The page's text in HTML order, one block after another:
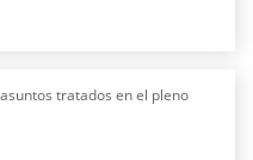
tratados en el pleno